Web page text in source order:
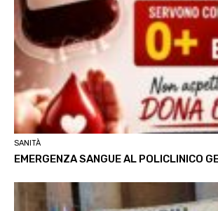
SANITÀ
EMERGENZA SANGUE AL POLICLINICO